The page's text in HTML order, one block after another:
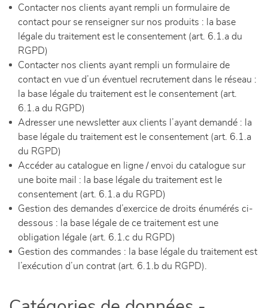
Contacter nos clients ayant rempli un formulaire de
contact pour se renseigner sur nos produits : la base
légale du traitement est le consentement (art. 6.1.a du
RGPD)
Contacter nos clients ayant rempli un formulaire de
contact en vue d’un éventuel recrutement dans le réseau :
la base légale du traitement est le consentement (art.
6.1.a du RGPD)
Adresser une newsletter aux clients l’ayant demandé : la
base légale du traitement est le consentement (art. 6.1.a
du RGPD)
Accéder au catalogue en ligne / envoi du catalogue sur
une boite mail : la base légale du traitement est le
consentement (art. 6.1.a du RGPD)
Gestion des demandes d’exercice de droits énumérés ci-
dessous : la base légale de ce traitement est une
obligation légale (art. 6.1.c du RGPD)
Gestion des commandes : la base légale du traitement est
l’exécution d’un contrat (art. 6.1.b du RGPD).